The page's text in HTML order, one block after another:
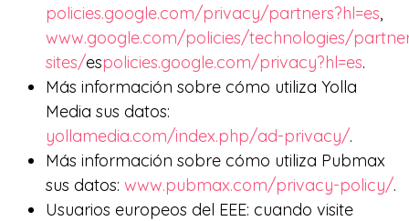
policies.google.com/privacy/partners?hl=es,
www.google.com/policies/technologies/
sites/espolicies.google.com/privacy?hl=es.
Más información sobre cómo utiliza Yolla
Media sus datos:
yollamedia.com/index.php/ad-privacy/.
Más información sobre cómo utiliza Pubmax
sus datos: www.pubmax.com/privacy-policy/.
Usuarios europeos del EEE: cuando visite